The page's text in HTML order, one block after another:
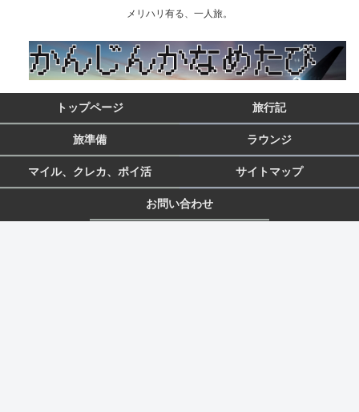
メリハリ有る、一人旅。
トップページ 旅行記
旅準備 ラウンジ
マイル、クレカ、ポイ活 サイトマップ
お問い合わせ